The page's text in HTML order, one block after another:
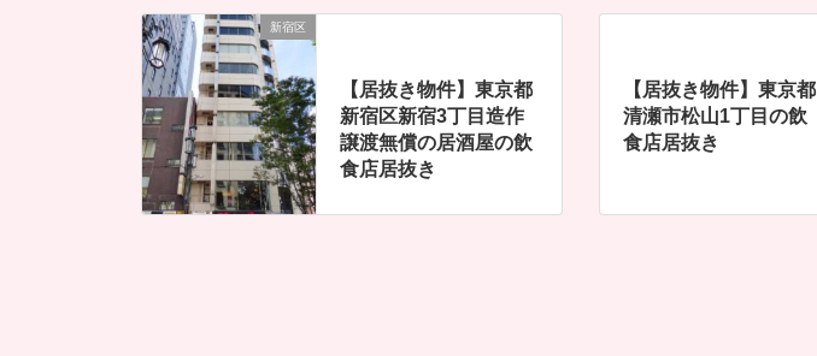
新宿区
【居抜き物件】東京都
新宿区新宿3丁目造作
譲渡無償の居酒屋の飲
食店居抜き
【居抜き物件】東京都
清瀬市松山1丁目の飲
食店居抜き